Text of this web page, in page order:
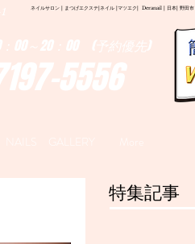
ネイルサロン | まつげエクステ|ネイル |マツエク| Deranail | 日本| 野田市
5556
～20：00 (予約優先)
特集記事